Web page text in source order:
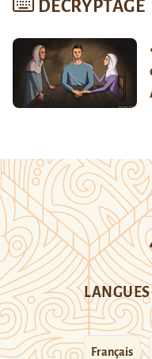
DÉCRYPTAGE
LANGUES
Français